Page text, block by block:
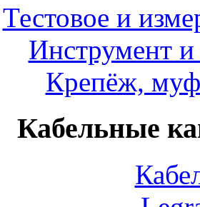
Тестовое и
Инструмент
Крепёж,
Кабельные